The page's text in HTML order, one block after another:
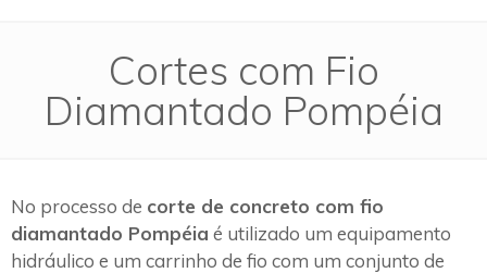
Cortes com Fio
Diamantado Pompéia
No processo de corte de concreto com fio
diamantado Pompéia é utilizado um equipamento
hidráulico e um carrinho de fio com um conjunto de